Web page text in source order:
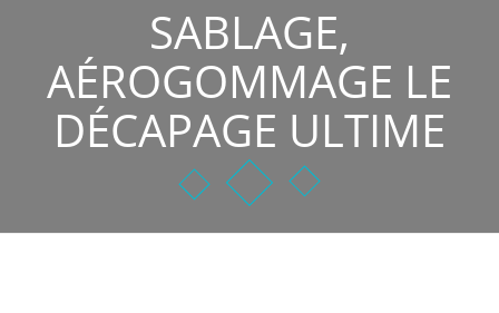
SABLAGE,
AÉROGOMMAGE LE
DÉCAPAGE ULTIME